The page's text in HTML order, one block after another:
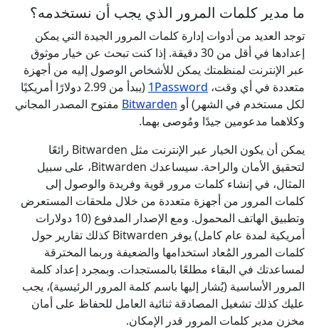
ما مدير كلمات المرور الذي يجب أن نستخدمه؟
توجد العديد من أدوات إدارة كلمات المرور الجيدة التي يمكن
إعدادها في أقل من 30 دقيقة. إذا كنت تبحث عن خيار موثوق
عبر الإنترنت لمنظمتك يمكن للأشخاص الوصول إليه من أجهزة
متعددة في أي وقت، 1Password
(يبدأ من 2.99 دولارًا أمريكيًا
لكل مستخدم في الشهر) أو Bitwarden مفتوح المصدر المجاني
وكلاهما مدعومين جيدًا ومُوصى بهما.
يمكن أن يكون الخيار عبر الإنترنت مثل Bitwarden رائعًا
لتحقيق الأمان والراحة. سيساعدك Bitwarden، على سبيل
المثال، في إنشاء كلمات مرور قوية وفريدة والوصول إلى
كلمات المرور من أجهزة متعددة من خلال ملحقات المستعرض
وتطبيق الهاتف المحمول. ومع الإصدار المدفوع (10 دولارات
أمريكية لمدة عام كامل) يوفر Bitwarden كذلك تقارير حول
كلمات المرور المُعاد استخدامها والضعيفة وربما المخترقة
لمساعدتك في البقاء مطلعًا بالمستجدات. وبمجرد إعداد كلمة
المرور الأساسية (يُشار إليها باسم كلمة المرور الرئيسية)، يجب
عليك كذلك تشغيل المصادقة ثنائية العامل للحفاظ على أمان
مخزن مدير كلمات المرور قدر الإمكان.